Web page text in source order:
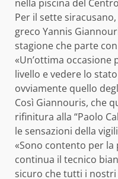
nella piscina del
Per il sette
greco Yannis
stagione che parte
«Un’ottima
livello e vedere lo
ovviamente quello
Così Giannouris, che
rifinitura alla “Paolo
le sensazioni della
«Sono contento per
continua il tecnico
sicuro che tutti i